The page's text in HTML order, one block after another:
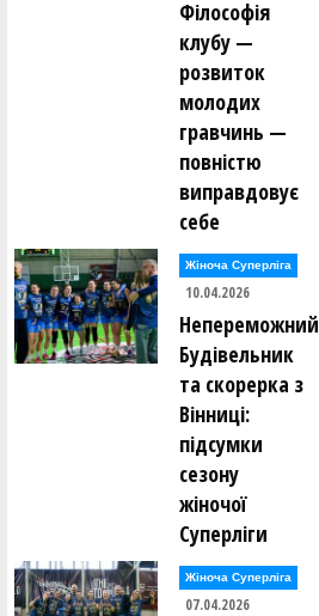
Філософія
клубу —
розвиток
молодих
гравчинь —
повністю
виправдовує
себе
Жіноча Суперліга
10.04.2026
Непереможний
Будівельник
та скорерка з
Вінниці:
підсумки
сезону
жіночої
Суперліги
Жіноча Суперліга
07.04.2026